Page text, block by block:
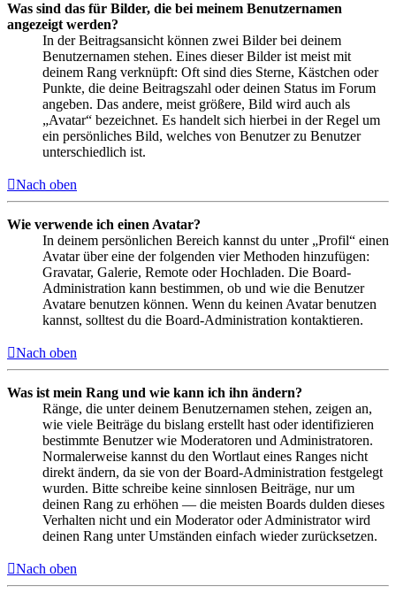
Was sind das für Bilder, die bei meinem Benutzernamen
angezeigt werden?
In der Beitragsansicht können zwei Bilder bei deinem
Benutzernamen stehen. Eines dieser Bilder ist meist mit
deinem Rang verknüpft: Oft sind dies Sterne, Kästchen oder
Punkte, die deine Beitragszahl oder deinen Status im Forum
angeben. Das andere, meist größere, Bild wird auch als
„Avatar“ bezeichnet. Es handelt sich hierbei in der Regel um
ein persönliches Bild, welches von Benutzer zu Benutzer
unterschiedlich ist.
Nach oben
Wie verwende ich einen Avatar?
In deinem persönlichen Bereich kannst du unter „Profil“ einen
Avatar über eine der folgenden vier Methoden hinzufügen:
Gravatar, Galerie, Remote oder Hochladen. Die Board-
Administration kann bestimmen, ob und wie die Benutzer
Avatare benutzen können. Wenn du keinen Avatar benutzen
kannst, solltest du die Board-Administration kontaktieren.
Nach oben
Was ist mein Rang und wie kann ich ihn ändern?
Ränge, die unter deinem Benutzernamen stehen, zeigen an,
wie viele Beiträge du bislang erstellt hast oder identifizieren
bestimmte Benutzer wie Moderatoren und Administratoren.
Normalerweise kannst du den Wortlaut eines Ranges nicht
direkt ändern, da sie von der Board-Administration festgelegt
wurden. Bitte schreibe keine sinnlosen Beiträge, nur um
deinen Rang zu erhöhen — die meisten Boards dulden dieses
Verhalten nicht und ein Moderator oder Administrator wird
deinen Rang unter Umständen einfach wieder zurücksetzen.
Nach oben